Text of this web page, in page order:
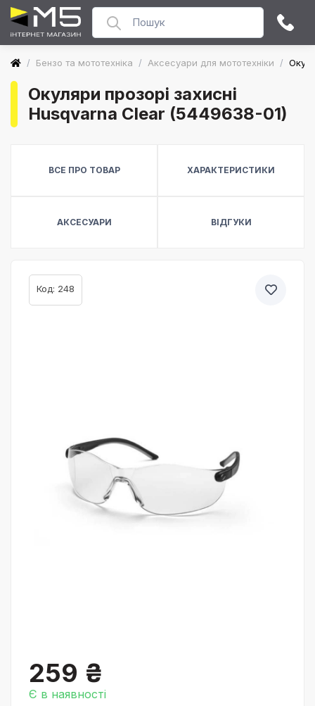
/ Бензо та мототехніка / Аксесуари для мототехніки /
Окуляри прозорі захисні
Husqvarna Clear (5449638-01)
ВСЕ ПРО ТОВАР ХАРАКТЕРИСТИКИ
АКСЕСУАРИ ВІДГУКИ
Код: 248
259 ₴
Є в наявності